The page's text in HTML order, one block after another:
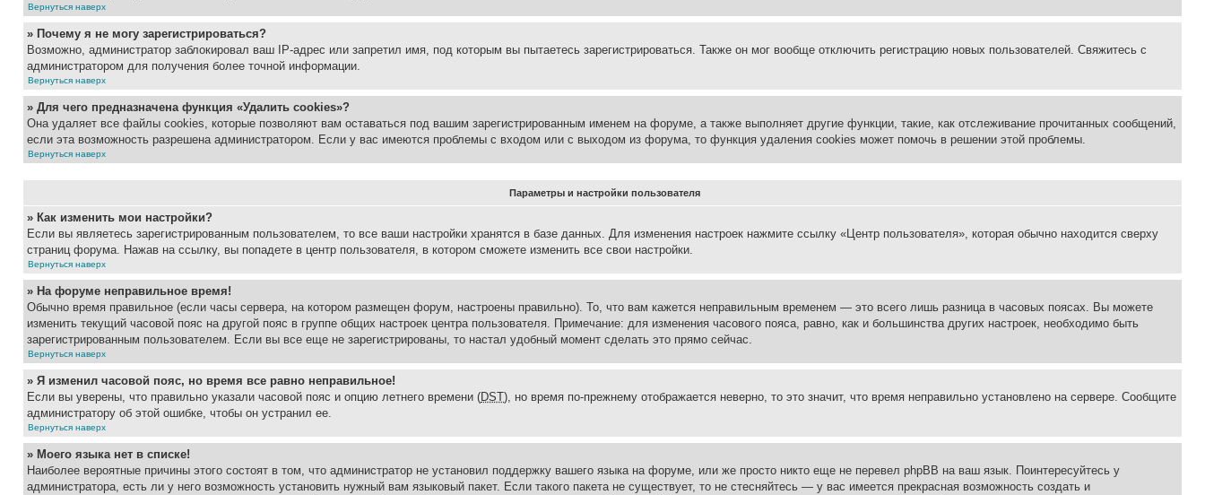
Вернуться наверх
» Почему я не могу зарегистрироваться?
Возможно, администратор заблокировал ваш IP-адрес или запретил имя, под которым вы пытаетесь зарегистрироваться. Также он мог вообще отключить регистрацию новых пользователей. Свяжитесь с
администратором для получения более точной информации.
Вернуться наверх
» Для чего предназначена функция «Удалить cookies»?
Она удаляет все файлы cookies, которые позволяют вам оставаться под вашим зарегистрированным именем на форуме, а также выполняет другие функции, такие, как отслеживание прочитанных сообщений,
если эта возможность разрешена администратором. Если у вас имеются проблемы с входом или с выходом из форума, то функция удаления cookies может помочь в решении этой проблемы.
Вернуться наверх
Параметры и настройки пользователя
» Как изменить мои настройки?
Если вы являетесь зарегистрированным пользователем, то все ваши настройки хранятся в базе данных. Для изменения настроек нажмите ссылку «Центр пользователя», которая обычно находится сверху
страниц форума. Нажав на ссылку, вы попадете в центр пользователя, в котором сможете изменить все свои настройки.
Вернуться наверх
» На форуме неправильное время!
Обычно время правильное (если часы сервера, на котором размещен форум, настроены правильно). То, что вам кажется неправильным временем — это всего лишь разница в часовых поясах. Вы можете
изменить текущий часовой пояс на другой пояс в группе общих настроек центра пользователя. Примечание: для изменения часового пояса, равно, как и большинства других настроек, необходимо быть
зарегистрированным пользователем. Если вы все еще не зарегистрированы, то настал удобный момент сделать это прямо сейчас.
Вернуться наверх
» Я изменил часовой пояс, но время все равно неправильное!
Если вы уверены, что правильно указали часовой пояс и опцию летнего времени (DST), но время по-прежнему отображается неверно, то это значит, что время неправильно установлено на сервере. Сообщите
администратору об этой ошибке, чтобы он устранил ее.
Вернуться наверх
» Моего языка нет в списке!
Наиболее вероятные причины этого состоят в том, что администратор не установил поддержку вашего языка на форуме, или же просто никто еще не перевел phpBB на ваш язык. Поинтересуйтесь у
администратора, есть ли у него возможность установить нужный вам языковый пакет. Если такого пакета не существует, то не стесняйтесь — у вас имеется прекрасная возможность создать и